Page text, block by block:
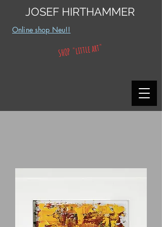
JOSEF HIRTHAMMER
Online shop Neu!!
SHOP "little art"